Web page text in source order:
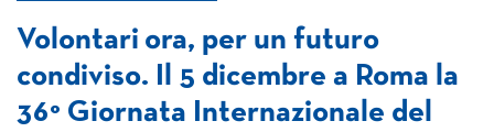
Volontari ora, per un futuro
condiviso. Il 5 dicembre a Roma la
36° Giornata Internazionale del